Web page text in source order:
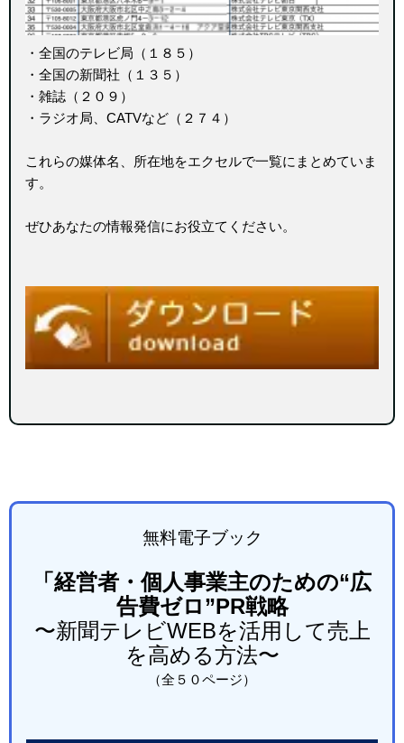
・全国のテレビ局（１８５）
・全国の新聞社（１３５）
・雑誌（２０９）
・ラジオ局、CATVなど（２７４）
これらの媒体名、所在地をエクセルで一覧にまとめていま
す。
ぜひあなたの情報発信にお役立てください。
無料電子ブック
「経営者・個人事業主のための“広
告費ゼロ”PR戦略
〜新聞テレビWEBを活用して売上
を高める方法〜
（全５０ページ）